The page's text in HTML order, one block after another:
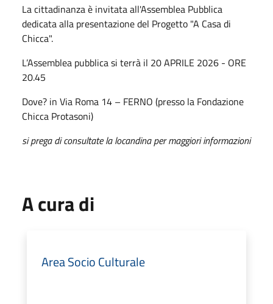
La cittadinanza è invitata all'Assemblea Pubblica
dedicata alla presentazione del Progetto "A Casa di
Chicca".
L’Assemblea pubblica si terrà il 20 APRILE 2026 - ORE
20.45
Dove? in Via Roma 14 – FERNO (presso la Fondazione
Chicca Protasoni)
si prega di consultate la locandina per maggiori informazioni
A cura di
Area Socio Culturale